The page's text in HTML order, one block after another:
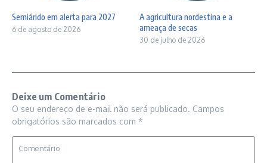
Semiárido em alerta para 2027
6 de agosto de 2026
A agricultura nordestina e a
ameaça de secas
30 de julho de 2026
Deixe um Comentário
O seu endereço de e-mail não será publicado. Campos
obrigatórios são marcados com *